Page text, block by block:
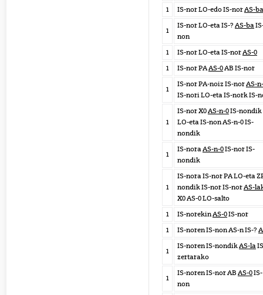
1
IS-nor LO-edo IS-norAS-ba
1
IS-nor LO-eta IS-? AS-ba
non
1
IS-nor LO-eta IS-norAS-0
1
IS-nor PAAS-0AB IS-nor
1
IS-nor PA-noiz IS-norAS-
IS-nori LO-eta IS-nork IS-
1
IS-nor X0AS-n-0IS-nondik
LO-eta IS-non AS-n-0 IS-
nondik
1
IS-noraAS-n-0IS-nor IS-
nondik
1
IS-nora IS-nor PA LO-eta
nondik IS-nor IS-norAS-
X0 AS-0 LO-salto
1
IS-norekinAS-0IS-nor
1
IS-noren IS-non AS-n IS-?
1
IS-noren IS-nondikAS-la
zertarako
1
IS-noren IS-nor AB AS-0IS-
non